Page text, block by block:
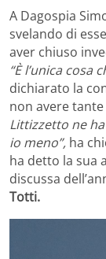
A Dagospia
svelando di
aver chiuso
“È l’unica cosa
dichiarato la
non avere tante
Littizzetto ne
io meno”, ha
ha detto la sua
discussa
Totti.